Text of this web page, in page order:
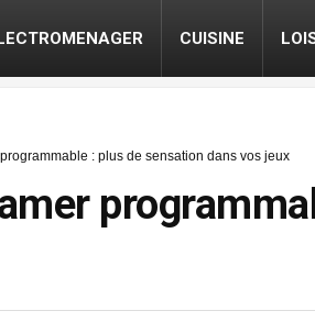
CUISINE
: plus de sensation dans vos jeux